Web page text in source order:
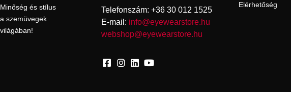
Minőség és stílus
a szemüvegek
világában!
Telefonszám: +36 30 012 1525
E-mail: info@eyewearstore.hu
webshop@eyewearstore.hu
Elérhetőség